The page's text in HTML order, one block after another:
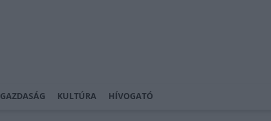
GAZDASÁG KULTÚRA HÍVOGATÓ